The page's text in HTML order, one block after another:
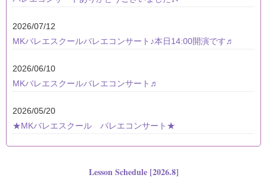
2026/07/12
MKバレエスクールバレエコンサート♪本日14:00開演です♬
2026/06/10
MKバレエスクールバレエコンサート♬
2026/05/20
★MKバレエスクール バレエコンサート★
Lesson Schedule [2026.8]